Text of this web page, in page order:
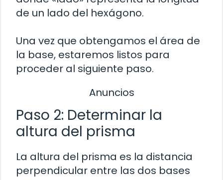
de un lado del hexágono.
Una vez que obtengamos el área de
la base, estaremos listos para
proceder al siguiente paso.
Anuncios
Paso 2: Determinar la
altura del prisma
La altura del prisma es la distancia
perpendicular entre las dos bases